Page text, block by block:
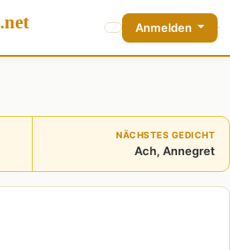
.net Anmelden
NÄCHSTES GEDICHT
Ach, Annegret